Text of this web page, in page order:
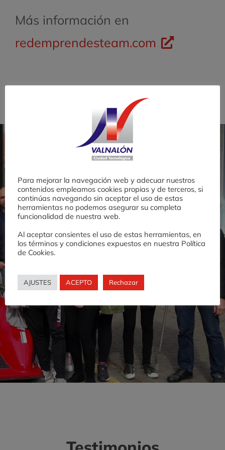
Más información en
redemprendesteam.com
PARTICIPA, es muy
sencillo
Para mejorar la navegación web y adecuar nuestros
contenidos empleamos cookies propias y de terceros, si
continúas navegando sin aceptar el uso de estas
herramientas no podemos asegurar su completa
funcionalidad de nuestra web.
Al aceptar consientes el uso de estas herramientas, en
los términos y condiciones expuestos en nuestra Política
de Cookies.
AJUSTES ACEPTO Rechazar